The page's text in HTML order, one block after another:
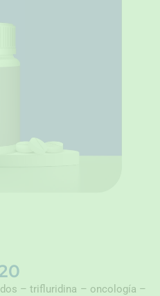
– trifluridina – oncología –